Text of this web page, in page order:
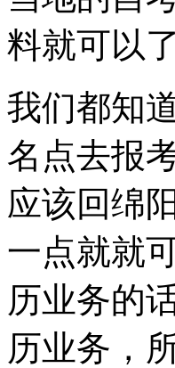
料就可以
我们都知
名点去报
应该回绵
一点就就
历业务的
历业务，